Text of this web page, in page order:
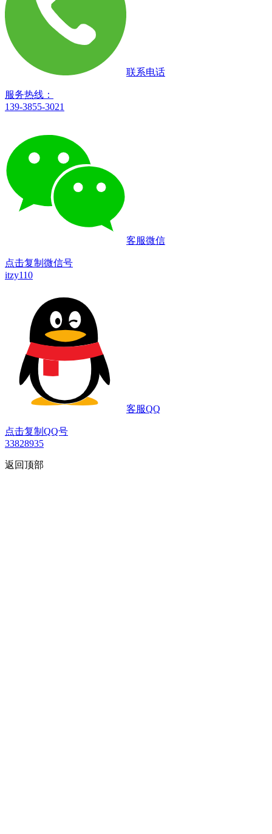
联系电话
服务热线：
139-3855-3021
客服微信
点击复制微信号
itzy110
客服QQ
点击复制QQ号
33828935
返回顶部